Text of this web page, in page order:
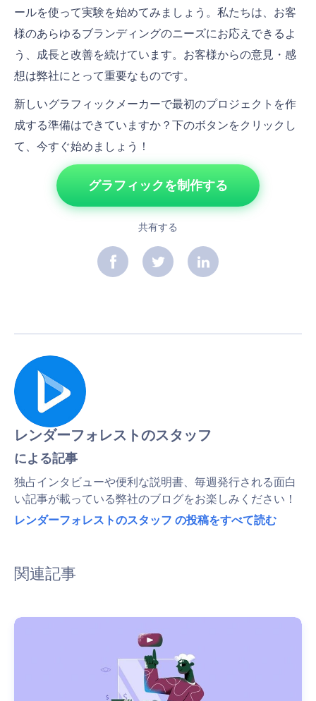
ールを使って実験を始めてみましょう。私たちは、お客
様のあらゆるブランディングのニーズにお応えできるよ
う、成長と改善を続けています。お客様からの意見・感
想は弊社にとって重要なものです。
新しいグラフィックメーカーで最初のプロジェクトを作
成する準備はできていますか？下のボタンをクリックし
て、今すぐ始めましょう！
グラフィックを制作する
共有する
レンダーフォレストのスタッフ
による記事
独占インタビューや便利な説明書、毎週発行される面白
い記事が載っている弊社のブログをお楽しみください！
レンダーフォレストのスタッフ の投稿をすべて読む
関連記事